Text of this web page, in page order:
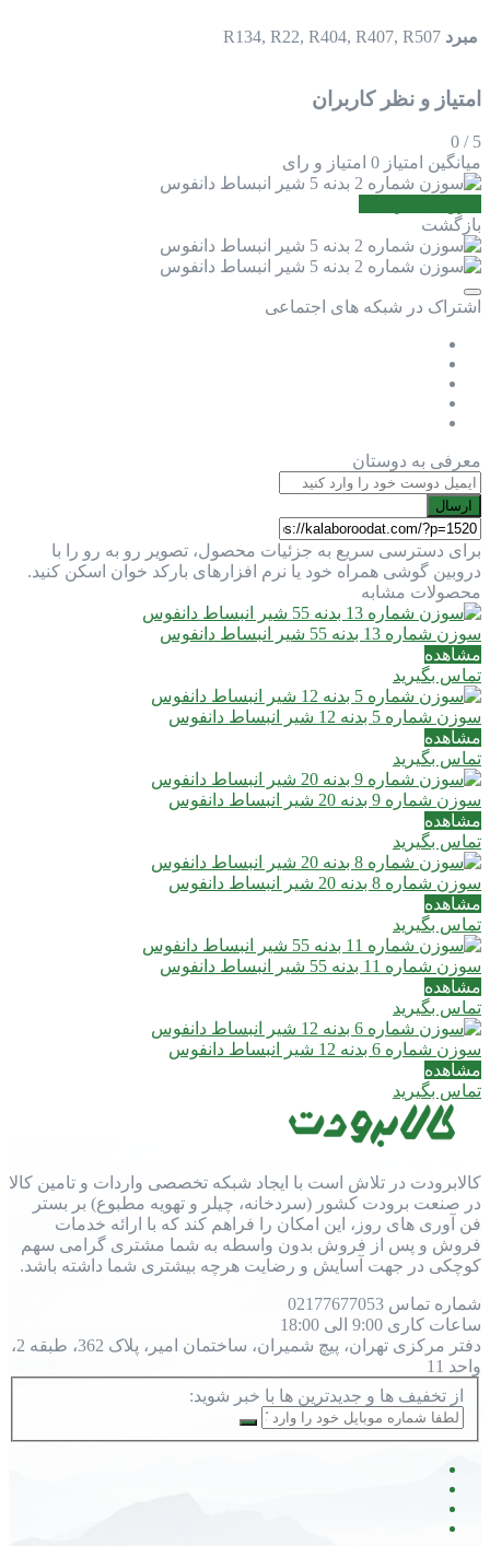
مبرد R134, R22, R404, R407, R507
امتیاز و نظر کاربران
5
/
0
میانگین امتیاز 0 امتیاز و رای
بازگشت
اشتراک در شبکه های اجتماعی
معرفی به دوستان
ارسال
برای دسترسی سریع به جزئیات محصول، تصویر رو به رو را با
دروبین گوشی همراه خود یا نرم افزارهای بارکد خوان اسکن کنید.
محصولات مشابه
سوزن شماره 13 بدنه 55 شیر انبساط دانفوس
مشاهده
تماس بگیرید
سوزن شماره 5 بدنه 12 شیر انبساط دانفوس
مشاهده
تماس بگیرید
سوزن شماره 9 بدنه 20 شیر انبساط دانفوس
مشاهده
تماس بگیرید
سوزن شماره 8 بدنه 20 شیر انبساط دانفوس
مشاهده
تماس بگیرید
سوزن شماره 11 بدنه 55 شیر انبساط دانفوس
مشاهده
تماس بگیرید
سوزن شماره 6 بدنه 12 شیر انبساط دانفوس
مشاهده
تماس بگیرید
کالابرودت در تلاش است با ایجاد شبکه تخصصی واردات و تامین کالا
در صنعت برودت کشور (سردخانه، چیلر و تهویه مطبوع) بر بستر
فن آوری های روز، این امکان را فراهم کند که با ارائه خدمات
فروش و پس از فروش بدون واسطه به شما مشتری گرامی سهم
کوچکی در جهت آسایش و رضایت هرچه بیشتری شما داشته باشد.
شماره تماس 021 77677053
ساعات کاری 9:00 الی 18:00
دفتر مرکزی
تهران، پیچ شمیران، ساختمان امیر، پلاک 362، طبقه 2،
واحد 11
از تخفیف ها و جدیدترین ها با خبر شوید: